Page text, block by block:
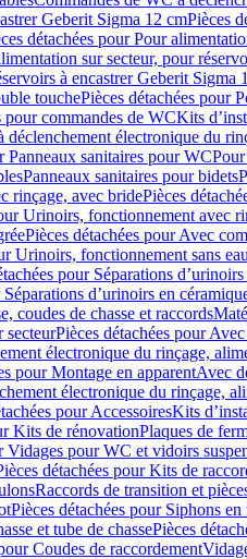
Geberit Sigma 12 cmPièces
détachées pour Pour
sur secteur, pour
à encastrer Geberit Sigma
touchePièces détachées pour
pour commandes de WCKits
déclenchement électronique du
Panneaux sanitaires pour WC
Panneaux sanitaires pour bidets
rinçage, avec bridePièces
Urinoirs, fonctionnement avec
Pièces détachées pour Avec
Urinoirs, fonctionnement sans eau
pour Séparations
d’urinoirs en
coudes de chasse et raccords
secteurPièces détachées pour
électronique du rinçage,
pour Montage en apparentAvec
électronique du rinçage,
pour AccessoiresKits
Kits de rénovationPlaques de
Vidages pour WC et vidoirs
détachées pour Kits de
Raccords de transition et
Pièces détachées pour Siphons en
et tube de chassePièces
Coudes de raccordement